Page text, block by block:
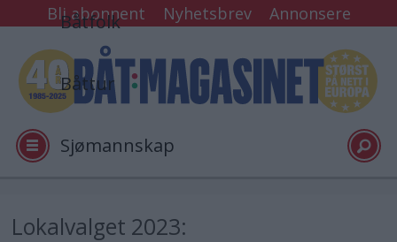
Bli abonnent Nyhetsbrev Annonsere
Båtfolk
Båttur
Sjømannskap
Lokalvalget 2023: